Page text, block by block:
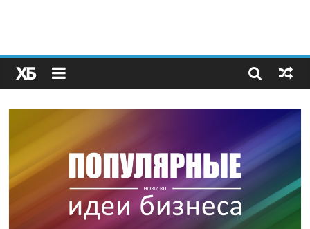
сливки меняют утренний ритуал
Как простая наклейка заставляет миллионы людей
не забывать о самом важном креме этим летом